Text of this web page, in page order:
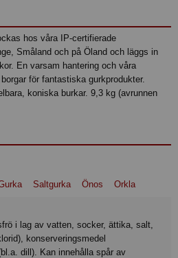
hos våra IP-certifierade
Småland och på Öland och läggs in
En varsam hantering och våra
för fantastiska gurkprodukter.
koniska burkar. 9,3 kg (avrunnen
Saltgurka Önos Orkla
konserveringsmedel
dill). Kan innehålla spår av